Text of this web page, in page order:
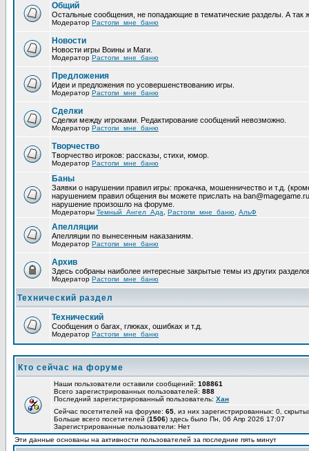
Общий
Остальные сообщения, не попадающие в тематические разделы. А так
Модератор Растопи_мне_баню
Новости
Новости игры Воины и Маги.
Модератор Растопи_мне_баню
Предложения
Идеи и предложения по усовершенствованию игры.
Модератор Растопи_мне_баню
Сделки
Сделки между игроками. Редактирование сообщений невозможно.
Модератор Растопи_мне_баню
Творчество
Творчество игроков: рассказы, стихи, юмор.
Модератор Растопи_мне_баню
Баны
Заявки о нарушении правил игры: прокачка, мошенничество и т.д.
нарушением правил общения вы можете прислать на
нарушение произошло на форуме.
Модераторы Темный_Ангел_Ада Растопи_мне_баню АльФ
Апелляции
Апелляции по вынесенным наказаниям.
Модератор Растопи_мне_баню
Архив
Здесь собраны наиболее интересные закрытые темы из других
Модератор Растопи_мне_баню
Технический раздел
Технический
Сообщения о багах, глюках, ошибках и т.д.
Модератор Растопи_мне_баню
Кто сейчас на форуме
Наши пользователи оставили сообщений: 108861
Всего зарегистрированных пользователей: 888
Последний зарегистрированный пользователь: Хан
Сейчас посетителей на форуме: 65 , из них зарегистрированных: 0,
Больше всего посетителей (1506) здесь было Пн, 06 Апр 2026 17:07
Зарегистрированные пользователи: Нет
Эти данные основаны на активности пользователей за последние пять минут